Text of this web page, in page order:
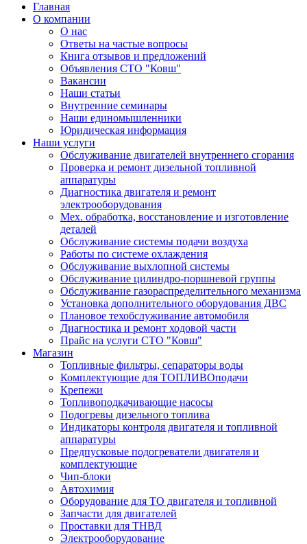
Главная
О компании
О нас
Ответы на частые вопросы
Книга отзывов и предложений
Объявления СТО "Ковш"
Вакансии
Наши статьи
Внутренние семинары
Наши единомышленники
Юридическая информация
Наши услуги
Обслуживание двигателей внутреннего сгорания
Проверка и ремонт дизельной топливной
аппаратуры
Диагностика двигателя и ремонт
электрооборудования
Мех. обработка, восстановление и изготовление
деталей
Обслуживание системы подачи воздуха
Работы по системе охлаждения
Обслуживание выхлопной системы
Обслуживание цилиндро-поршневой группы
Обслуживание газораспределительного механизма
Установка дополнительного оборудования ДВС
Плановое техобслуживание автомобиля
Диагностика и ремонт ходовой части
Прайс на услуги СТО "Ковш"
Магазин
Топливные фильтры, сепараторы воды
Комплектующие для ТОПЛИВОподачи
Крепежи
Топливоподкачивающие насосы
Подогревы дизельного топлива
Индикаторы контроля двигателя и топливной
аппаратуры
Предпусковые подогреватели двигателя и
комплектующие
Чип-блоки
Автохимия
Оборудование для ТО двигателя и топливной
Запчасти для двигателей
Проставки для ТНВД
Электрооборудование